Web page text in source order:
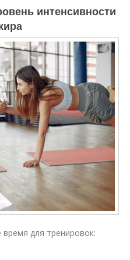
интенсивности
для тренировок: